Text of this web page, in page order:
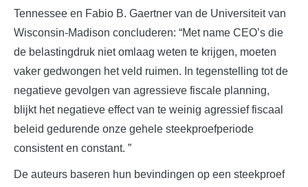
Tennessee en Fabio B. Gaertner van de Universiteit van
Wisconsin-Madison concluderen: “Met name CEO’s die
de belastingdruk niet omlaag weten te krijgen, moeten
vaker gedwongen het veld ruimen. In tegenstelling tot de
negatieve gevolgen van agressieve fiscale planning,
blijkt het negatieve effect van te weinig agressief fiscaal
beleid gedurende onze gehele steekproefperiode
consistent en constant. ”
De auteurs baseren hun bevindingen op een steekproef